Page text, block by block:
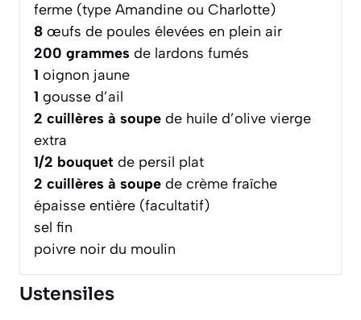
ferme (type Amandine ou Charlotte)
8 œufs de poules élevées en plein air
200 grammes de lardons fumés
1 oignon jaune
1 gousse d’ail
2 cuillères à soupe de huile d’olive vierge
extra
1/2 bouquet de persil plat
2 cuillères à soupe de crème fraîche
épaisse entière (facultatif)
sel fin
poivre noir du moulin
Ustensiles